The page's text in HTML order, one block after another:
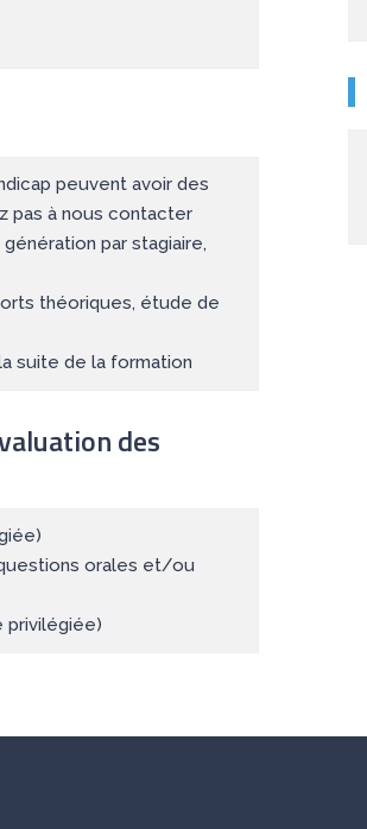
peuvent avoir des
pas à nous contacter
par stagiaire,
théoriques, étude de
suite de la formation
des
orales et/ou
privilégiée)